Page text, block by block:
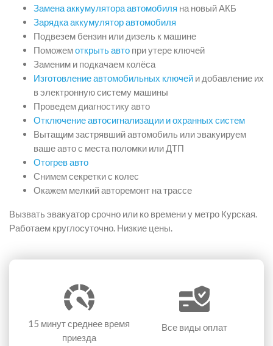
Замена аккумулятора автомобиля на новый АКБ
Зарядка аккумулятор автомобиля
Подвезем бензин или дизель к машине
Поможемоткрыть авто при утере ключей
Заменим и подкачаем колёса
Изготовление автомобильных ключей и добавление их
в электронную систему машины
Проведем диагностику авто
Отключение автосигнализации и охранных систем
Вытащим застрявший автомобиль или эвакуируем
ваше авто с места поломки или ДТП
Отогрев авто
Снимем секретки с колес
Окажем мелкий авторемонт на трассе
Вызвать эвакуатор срочно или ко времени у метро Курская.
Работаем круглосуточно. Низкие цены.
15 минутсреднее время
приезда
Все виды оплат